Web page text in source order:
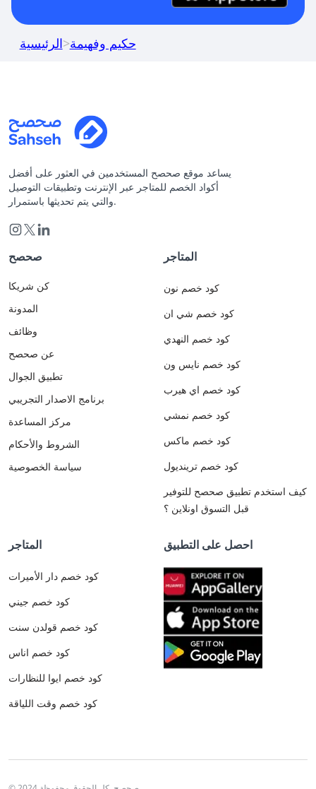
الرئيسية>حكيم وفهيمة
يساعد موقع صحصح المستخدمين في العثور على أفضل
أكواد الخصم للمتاجر عبر الإنترنت وتطبيقات التوصيل
والتي يتم تحديثها باستمرار.
صحصح
كن شريكا
المدونة
وظائف
عن صحصح
تطبيق الجوال
برنامج الاصدار التجريبي
مركز المساعدة
الشروط والأحكام
سياسة الخصوصية
المتاجر
كود خصم نون
كود خصم شي ان
كود خصم النهدي
كود خصم نايس ون
كود خصم اي هيرب
كود خصم نمشي
كود خصم ماكس
كود خصم ترينديول
كيف استخدم تطبيق صحصح للتوفير
قبل التسوق اونلاين ؟
المتاجر
كود خصم دار الأميرات
كود خصم جيني
كود خصم قولدن سنت
كود خصم اناس
كود خصم ايوا للنظارات
كود خصم وقت اللياقة
احصل على التطبيق